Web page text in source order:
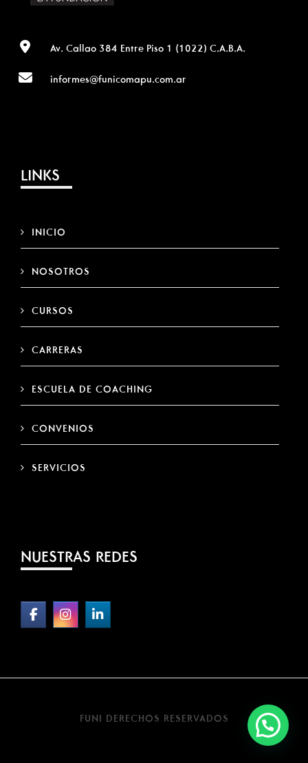
Av. Callao 384 Entre Piso 1 (1022) C.A.B.A.
informes@funicomapu.com.ar
LINKS
INICIO
NOSOTROS
CURSOS
CARRERAS
ESCUELA DE COACHING
CONVENIOS
SERVICIOS
NUESTRAS REDES
FUNI DERECHOS RESERVADOS